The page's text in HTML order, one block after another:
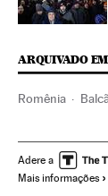
ARQUIVADO EM
Romênia
Delitos
Relações
Adere a
Mais informações